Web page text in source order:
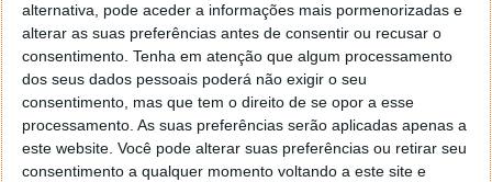
alternativa, pode aceder a informações mais pormenorizadas e
alterar as suas preferências antes de consentir ou recusar o
consentimento. Tenha em atenção que algum processamento
dos seus dados pessoais poderá não exigir o seu
consentimento, mas que tem o direito de se opor a esse
processamento. As suas preferências serão aplicadas apenas a
este website. Você pode alterar suas preferências ou retirar seu
consentimento a qualquer momento voltando a este site e
Vítor M.
7 de Novembro de 2005 às 11:21
@Rui
Tens de encontrar o que te falei. Faz da seguinte maneira,
janela iniciar e no topo dessa janela com o botão direito do
rato faz propriedades. Depois no separador Menu ‘Iniciar’
clica no botão ‘Personalizar’ aí encontrarás no separador
geral a opção para escolheres o Browser com que queres